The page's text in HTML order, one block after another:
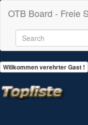
OTB Board - Freie
Willkommen verehrter Gast !